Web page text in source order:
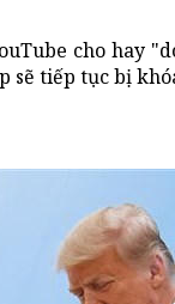
cho hay
sẽ tiếp tục bị